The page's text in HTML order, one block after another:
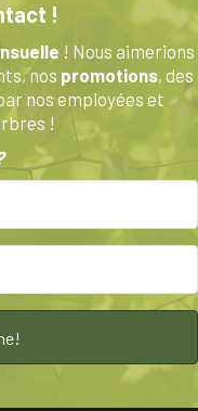
!
! Nous aimerions
nos promotions, des
nos employées et
!